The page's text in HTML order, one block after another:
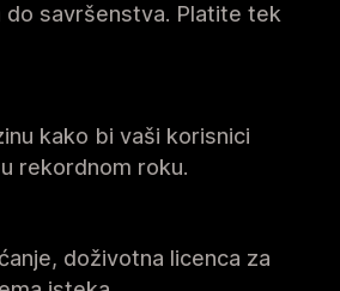
do savršenstva. Platite tek
kako bi vaši korisnici
rekordnom roku.
doživotna licenca za